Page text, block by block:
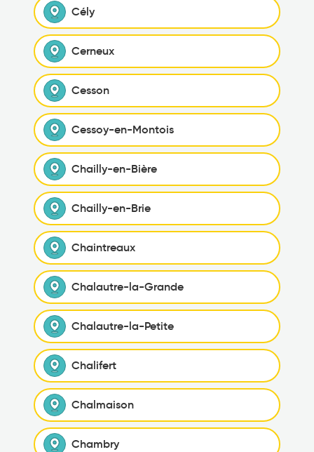
Cély
Cerneux
Cesson
Cessoy-en-Montois
Chailly-en-Bière
Chailly-en-Brie
Chaintreaux
Chalautre-la-Grande
Chalautre-la-Petite
Chalifert
Chalmaison
Chambry